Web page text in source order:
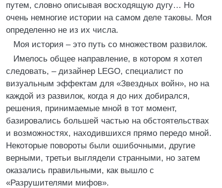
путем, словно описывая восходящую дугу… Но
очень немногие истории на самом деле таковы. Моя
определенно не из их числа.
Моя история – это путь со множеством развилок.
Имелось общее направление, в котором я хотел
следовать, – дизайнер LEGO, специалист по
визуальным эффектам для «Звездных войн», но на
каждой из развилок, когда я до них добирался,
решения, принимаемые мной в тот момент,
базировались большей частью на обстоятельствах
и возможностях, находившихся прямо передо мной.
Некоторые повороты были ошибочными, другие
верными, третьи выглядели странными, но затем
оказались правильными, как вышло с
«Разрушителями мифов».